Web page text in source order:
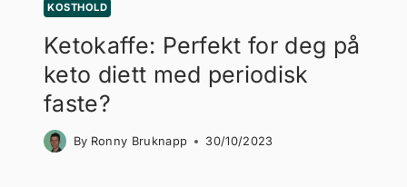
KOSTHOLD
Ketokaffe: Perfekt for deg på
keto diett med periodisk
faste?
By Ronny Bruknapp 30/10/2023